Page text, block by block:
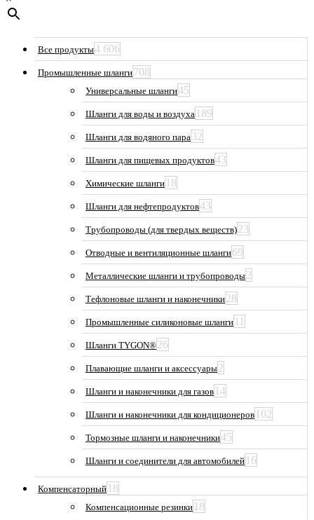
Все продукты4 606
Промышленные шланги708
Универсальные шланги45
Шланги для воды и воздуха 189
Шланги для водяного пара32
Шланги для пищевых продуктов43
Химические шланги 18
Шланги для нефтепродуктов43
Трубопроводы (для твердых веществ)23
Отводные и вентиляционные шланги69
Металлические шланги и трубопроводы2
Тефлоновые шланги и наконечники28
Промышленные силиконовые шланги 11
Шланги TYGON®26
Плавающие шланги и аксессуары2
Шланги и наконечники для газов 14
Шланги и наконечники для кондиционеров 102
Тормозные шланги и наконечники45
Шланги и соединители для автомобилей 16
Компенсаторный 18
Компенсационные резинки 18